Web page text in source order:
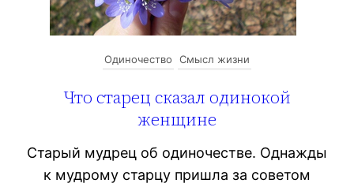
Одиночество Смысл жизни
Что старец сказал одинокой
женщине
Старый мудрец об одиночестве. Однажды
к мудрому старцу пришла за советом